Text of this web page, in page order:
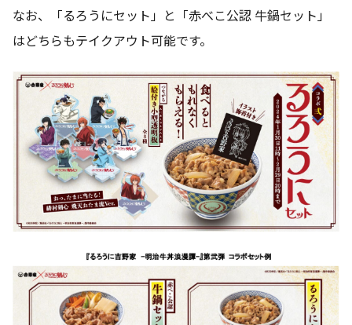
なお、「るろうにセット」と「赤べこ公認 牛鍋セット」
はどちらもテイクアウト可能です。